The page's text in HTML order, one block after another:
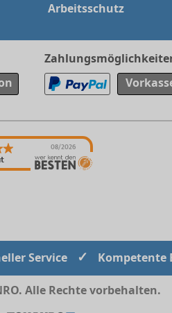
Arbeitsschutz
08/2026
Service ✓ Kompetente
Alle Rechte vorbehalten.